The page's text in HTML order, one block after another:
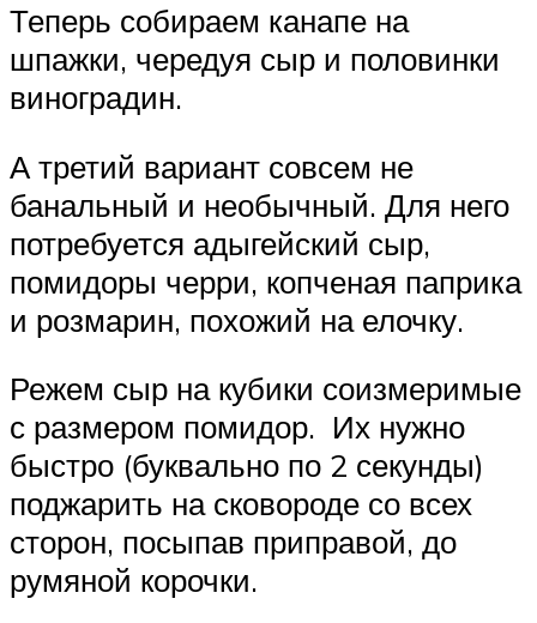
Теперь собираем канапе на
шпажки, чередуя сыр и половинки
виноградин.
А третий вариант совсем не
банальный и необычный. Для него
потребуется адыгейский сыр,
помидоры черри, копченая паприка
и розмарин, похожий на елочку.
Режем сыр на кубики соизмеримые
с размером помидор. Их нужно
быстро (буквально по 2 секунды)
поджарить на сковороде со всех
сторон, посыпав приправой, до
румяной корочки.